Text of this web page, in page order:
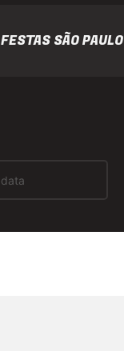
FESTAS SÃO PAULO